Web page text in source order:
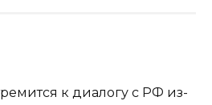
к диалогу с РФ из-